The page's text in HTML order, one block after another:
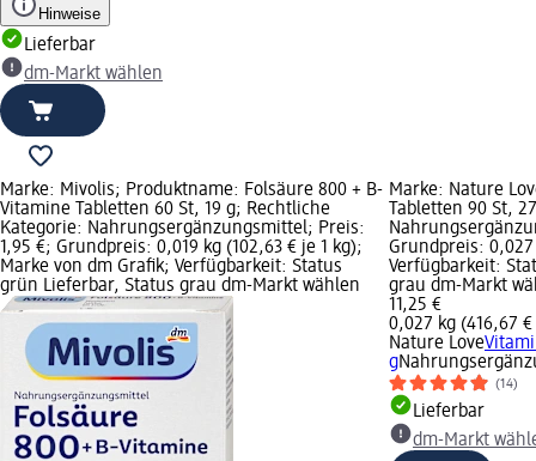
Hinweise
Lieferbar
dm-Markt wählen
Marke: Mivolis; Produktname: Folsäure 800 + B-
Vitamine Tabletten 60 St, 19 g; Rechtliche
Kategorie: Nahrungsergänzungsmittel; Preis:
1,95 €; Grundpreis: 0,019 kg (102,63 € je 1 kg);
Marke von dm Grafik; Verfügbarkeit: Status
grün Lieferbar, Status grau dm-Markt wählen
Marke: Nature
Tabletten 90 St,
Grundpreis: 0,027
Verfügbarkeit:
grau dm-Markt
11,25 €
0,027 kg (416,67 €
Nature Love
g
(14)
Lieferbar
dm-Markt